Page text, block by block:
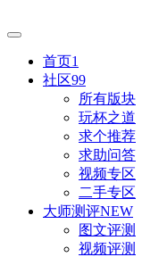
首页1
社区99
所有版块
玩杯之道
求个推荐
求助问答
视频专区
二手专区
大师测评NEW
图文评测
视频评测